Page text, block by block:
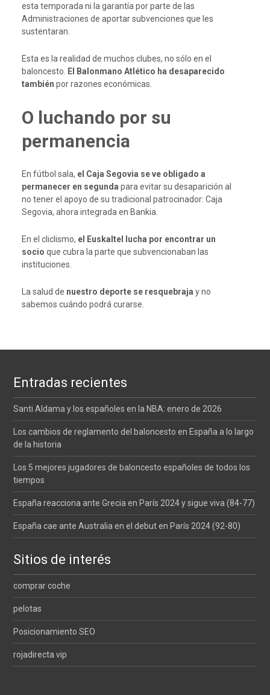
esta temporada ni la garantía por parte de las
Administraciones de aportar subvenciones que les
sustentaran.
Esta es la realidad de muchos clubes, no sólo en el
baloncesto.
El Balonmano Atlético ha desaparecido
también por razones económicas.
O luchando por su
permanencia
En fútbol sala, el Caja Segovia se ve obligado a
permanecer en segunda para evitar su desaparición al
no tener el apoyo de su tradicional patrocinador: Caja
Segovia, ahora integrada en Bankia.
En el cliclismo, el Euskaltel lucha por encontrar un
socio que cubra la parte que subvencionaban las
instituciones.
La salud de nuestro deporte se resquebraja y no
sabemos cuándo podrá curarse.
Entradas recientes
Santi Aldama y los españoles en la NBA: enero de 2026
Los cambios de reglamento del baloncesto en España a lo largo
de la historia
Los 5 mejores jugadores de baloncesto españoles de todos los
tiempos
España reacciona ante Grecia en París 2024 y sigue viva (84-77)
España cae ante Australia en el debut en París 2024 (92-80)
Sitios de interés
comprar coche
pelotas
Posicionamiento SEO
rojadirecta vip